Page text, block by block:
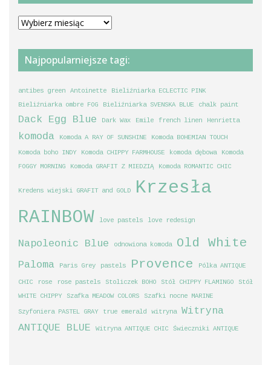
Archiwum
Najpopularniejsze tagi:
antibes green Antoinette
Bieliźniarka ECLECTIC PINK
Bieliźniarka ombre FOG
Bieliźniarka SVENSKA BLUE chalk paint
Dack Egg Blue Dark Wax Emile french linen Henrietta
komoda Komoda A RAY OF SUNSHINE Komoda BOHEMIAN TOUCH
Komoda boho INDY Komoda CHIPPY FARMHOUSE komoda dębowa
Komoda
FOGGY MORNING
Komoda GRAFIT Z MIEDZIĄ Komoda ROMANTIC CHIC
Kredens wiejski GRAFIT and GOLD
Krzesła
RAINBOW
love pastels love redesign
Napoleonic Blue odnowiona komoda Old White
Paloma Paris Grey pastels Provence Pólka ANTIQUE
CHIC rose rose pastels Stoliczek BOHO Stół CHIPPY FLAMINGO
Stół
WHITE CHIPPY
Szafka MEADOW COLORS Szafki nocne MARINE
Szyfoniera PASTEL GRAY true emerald witryna
Witryna
ANTIQUE BLUE
Witryna ANTIQUE CHIC Świeczniki ANTIQUE